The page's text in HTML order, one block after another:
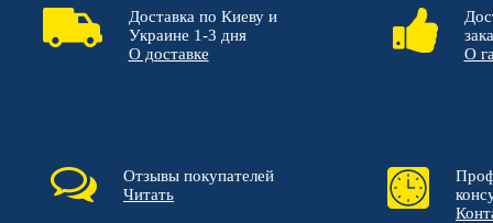
Доставка по Киеву и
Украине 1-3 дня
О доставке
О
Отзывы покупателей
Читать